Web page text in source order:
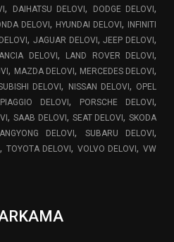
, DAIHATSU DELOVI, DODGE DELOVI,
DELOVI, HYUNDAI DELOVI, INFINITI
, JAGUAR DELOVI,JEEP DELOVI,
DELOVI, LAND ROVER DELOVI,
, MAZDA DELOVI, MERCEDES DELOVI,
DELOVI, NISSAN DELOVI, OPEL
PIAGGIO DELOVI, PORSCHE DELOVI,
, SAAB DELOVI, SEAT DELOVI, SKODA
DELOVI, SUBARU DELOVI,
, TOYOTA DELOVI, VOLVO DELOVI, VW